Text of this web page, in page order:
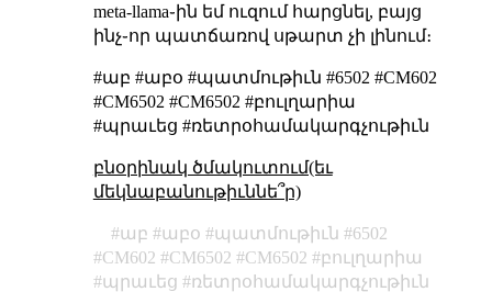
meta-llama֊ին եմ ուզում հարցնել, բայց
ինչ֊որ պատճառով սթարտ չի լինում։
#աբ #աբօ #պատմութիւն #6502 #CM602
#СМ6502 #CM6502 #բուլղարիա
#պրաւեց #ռետրօհամակարգչութիւն
բնօրինակ ծմակուտում(եւ
մեկնաբանութիւննե՞ր)
աբ աբօ պատմութիւն
6502
CM602
СМ6502 CM6502
բուլղարիա
պրաւեց
ռետրօհամակարգչութիւն